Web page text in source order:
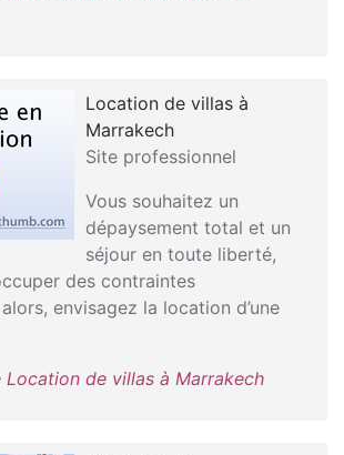
Location de villas à
Marrakech
Site professionnel
Vous souhaitez un
dépaysement total et un
séjour en toute liberté,
des contraintes
envisagez la location d’une
Location de villas à Marrakech